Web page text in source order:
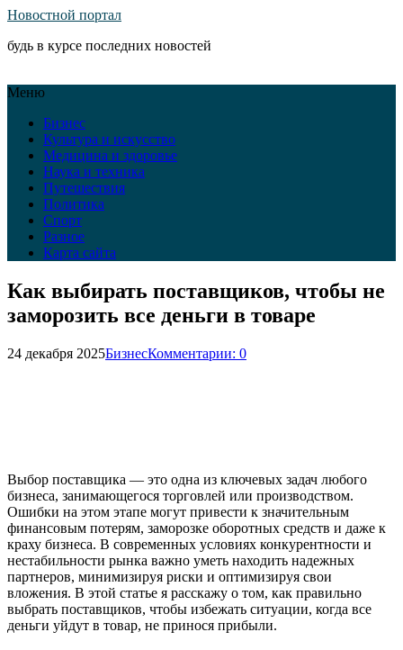
Новостной портал
будь в курсе последних новостей
Меню
Бизнес
Культура и искусство
Медицина и здоровье
Наука и техника
Путешествия
Политика
Спорт
Разное
Карта сайта
Как выбирать поставщиков, чтобы не
заморозить все деньги в товаре
24 декабря 2025БизнесКомментарии: 0
Выбор поставщика — это одна из ключевых задач любого
бизнеса, занимающегося торговлей или производством.
Ошибки на этом этапе могут привести к значительным
финансовым потерям, заморозке оборотных средств и даже к
краху бизнеса. В современных условиях конкурентности и
нестабильности рынка важно уметь находить надежных
партнеров, минимизируя риски и оптимизируя свои
вложения. В этой статье я расскажу о том, как правильно
выбрать поставщиков, чтобы избежать ситуации, когда все
деньги уйдут в товар, не принося прибыли.